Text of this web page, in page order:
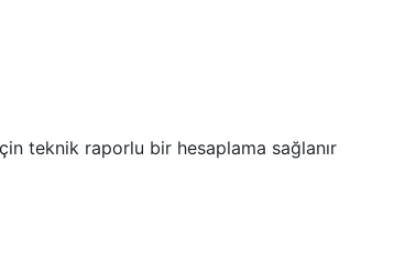
teknik raporlu bir hesaplama sağlanır